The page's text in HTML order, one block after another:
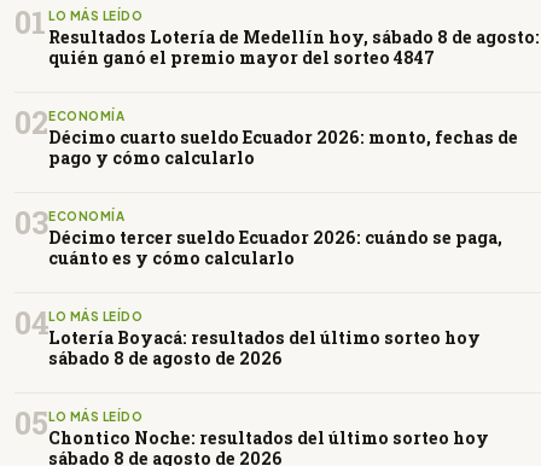
01 LO MÁS LEÍDO
Resultados Lotería de Medellín hoy, sábado 8 de agosto:
quién ganó el premio mayor del sorteo 4847
02 ECONOMÍA
Décimo cuarto sueldo Ecuador 2026: monto, fechas de
pago y cómo calcularlo
03ECONOMÍA
Décimo tercer sueldo Ecuador 2026: cuándo se paga,
cuánto es y cómo calcularlo
04LO MÁS LEÍDO
Lotería Boyacá: resultados del último sorteo hoy
sábado 8 de agosto de 2026
05 LO MÁS LEÍDO
Chontico Noche: resultados del último sorteo hoy
sábado 8 de agosto de 2026